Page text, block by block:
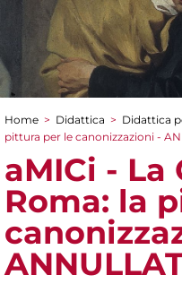
Tu sei qui
Home > Didattica > Didattica
pittura per le canonizzazioni -
aMICi - La
Roma: la